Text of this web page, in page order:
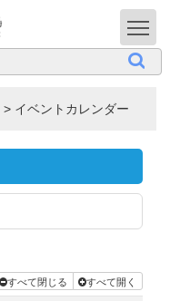
> イベントカレンダー
すべて閉じる すべて開く